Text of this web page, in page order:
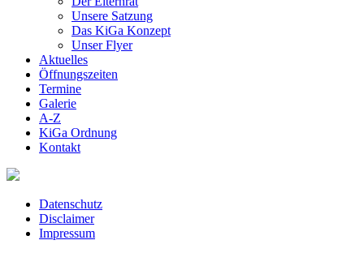
Unsere Satzung
Das KiGa Konzept
Unser Flyer
Aktuelles
Öffnungszeiten
Termine
Galerie
A-Z
KiGa Ordnung
Kontakt
Datenschutz
Disclaimer
Impressum